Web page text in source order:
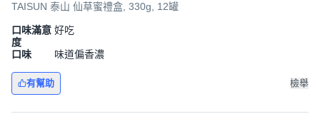
TAISUN 泰山 仙草蜜禮盒, 330g, 12罐
口味滿意
度
好吃
口味 味道偏香濃
有幫助 檢舉